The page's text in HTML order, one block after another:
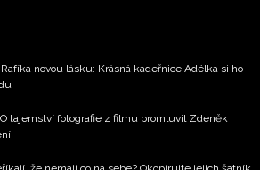
novou lásku: Krásná kadeřnice Adélka si ho
tajemství fotografie z filmu promluvil Zdeněk